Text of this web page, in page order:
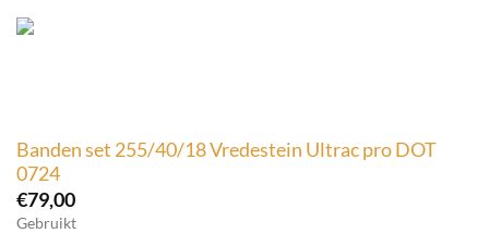
Banden set 255/40/18 Vredestein Ultrac pro DOT
0724
€79,00
Gebruikt